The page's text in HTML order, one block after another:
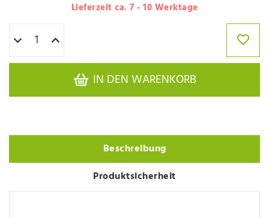
Lieferzeit ca. 7 - 10 Werktage
IN DEN WARENKORB
Beschreibung
Produktsicherheit